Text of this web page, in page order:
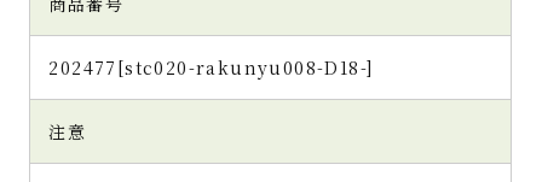
202477[stc020-rakunyu008-D18-]
注意